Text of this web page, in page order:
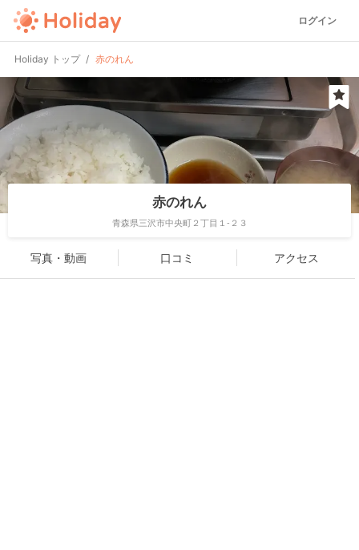
ログイン
Holiday トップ 赤のれん
赤のれん
青森県三沢市中央町２丁目１-２３
写真・動画 口コミ アクセス